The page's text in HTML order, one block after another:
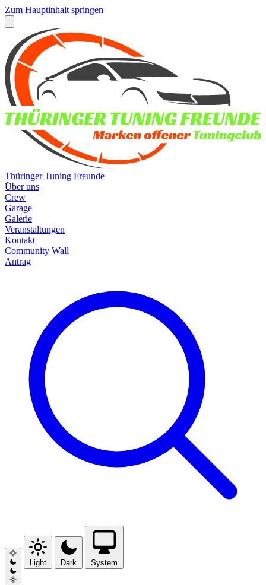
Zum Hauptinhalt springen
Thüringer Tuning Freunde
Über uns
Crew
Garage
Galerie
Veranstaltungen
Kontakt
Community Wall
Antrag
Light Dark System